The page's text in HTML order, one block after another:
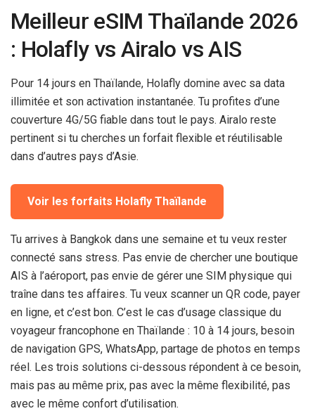
Meilleur eSIM Thaïlande 2026
: Holafly vs Airalo vs AIS
Pour 14 jours en Thaïlande, Holafly domine avec sa data
illimitée et son activation instantanée. Tu profites d’une
couverture 4G/5G fiable dans tout le pays. Airalo reste
pertinent si tu cherches un forfait flexible et réutilisable
dans d’autres pays d’Asie.
Voir les forfaits Holafly Thaïlande
Tu arrives à Bangkok dans une semaine et tu veux rester
connecté sans stress. Pas envie de chercher une boutique
AIS à l’aéroport, pas envie de gérer une SIM physique qui
traîne dans tes affaires. Tu veux scanner un QR code, payer
en ligne, et c’est bon. C’est le cas d’usage classique du
voyageur francophone en Thaïlande : 10 à 14 jours, besoin
de navigation GPS, WhatsApp, partage de photos en temps
réel. Les trois solutions ci-dessous répondent à ce besoin,
mais pas au même prix, pas avec la même flexibilité, pas
avec le même confort d’utilisation.